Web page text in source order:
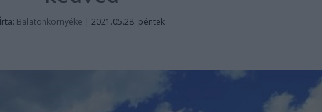
Írta: Balatonkörnyéke |2021.05.28. péntek